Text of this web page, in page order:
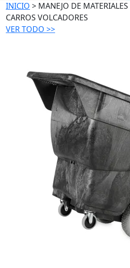
INICIO > MANEJO DE MATERIALES
CARROS VOLCADORES
VER TODO >>